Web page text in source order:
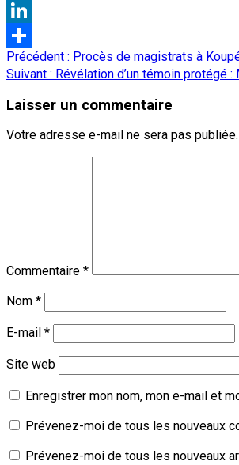
Threads
LinkedIn
Partager
Navigation
d’article
Précédent : Procès de magistrats à
Suivant : Révélation d’un témoin protégé
Laisser un commentaire
Votre adresse e-mail ne sera pas publiée.
Commentaire *
Nom *
E-mail *
Site web
Enregistrer mon nom, mon e-mail et
Prévenez-moi de tous les nouveaux
Prévenez-moi de tous les nouveaux